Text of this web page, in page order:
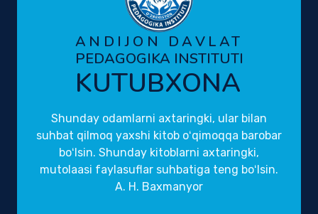
ANDIJON DAVLAT
PEDAGOGIKA INSTITUTI
KUTUBXONA
Shunday odamlarni axtaringki, ular bilan
suhbat qilmoq yaxshi kitob oʻqimoqqa barobar
boʻlsin. Shunday kitoblarni axtaringki,
mutolaasi faylasuflar suhbatiga teng boʻlsin.
A. H. Baxmanyor